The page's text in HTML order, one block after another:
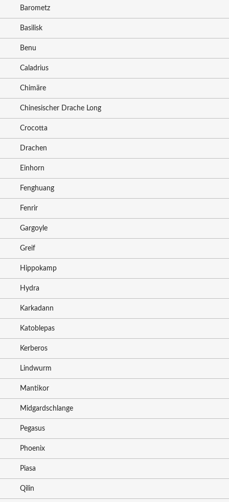
Barometz
Basilisk
Benu
Caladrius
Chimäre
Chinesischer Drache Long
Crocotta
Drachen
Einhorn
Fenghuang
Fenrir
Gargoyle
Greif
Hippokamp
Hydra
Karkadann
Katoblepas
Kerberos
Lindwurm
Mantikor
Midgardschlange
Pegasus
Phoenix
Piasa
Qilin